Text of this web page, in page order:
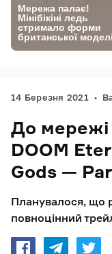
14 Березня 2021
До мережі
DOOM
Gods —
Планувалося, що
повноцінний